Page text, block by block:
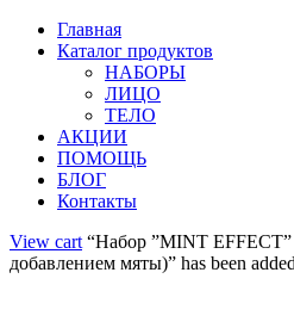
Главная
Каталог продуктов
НАБОРЫ
ЛИЦО
ТЕЛО
АКЦИИ
ПОМОЩЬ
БЛОГ
Контакты
View cart “Набор ”MINT EFFECT”
добавлением мяты)” has been